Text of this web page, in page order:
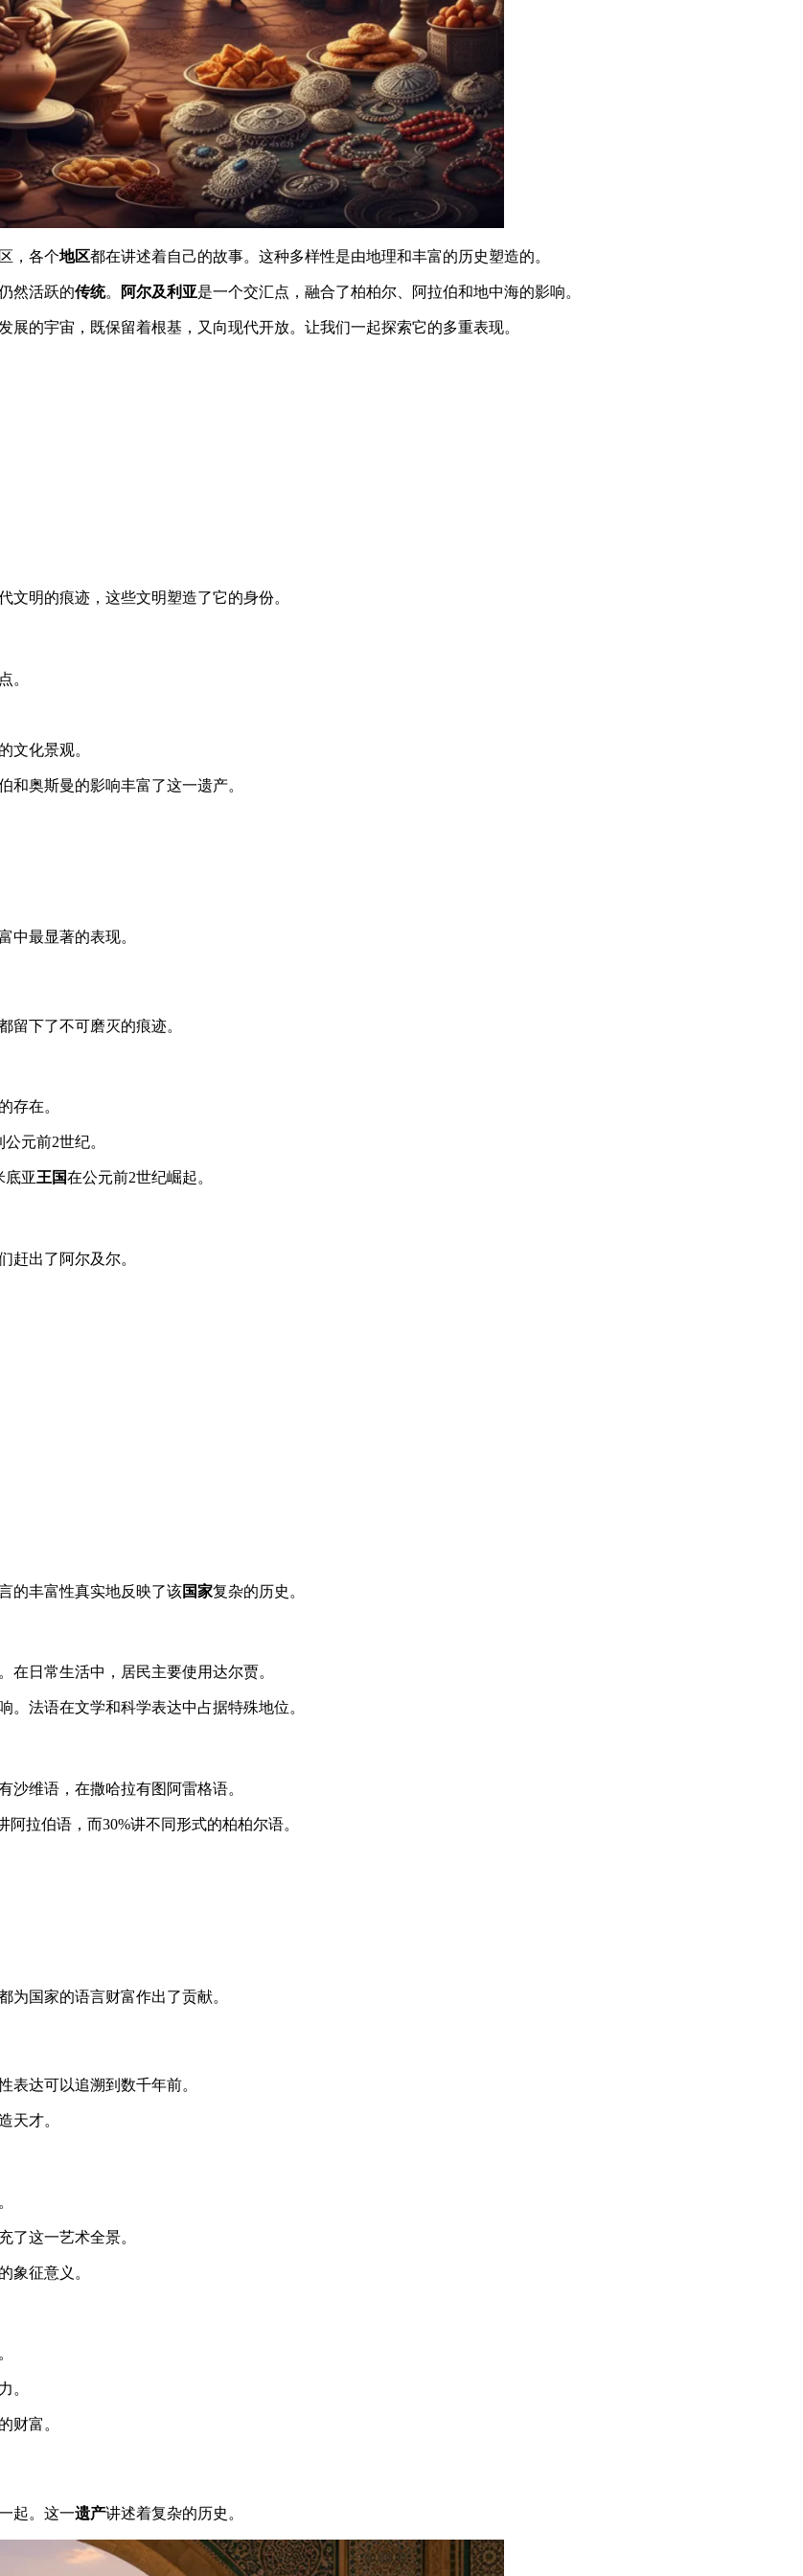
，各个地区都在讲述着自己的故事。这种多样性是由地理和丰富的历史塑造的。
然活跃的传统。 阿尔及利亚是一个交汇点，融合了柏柏尔、阿拉伯和地中海的影响。
展的宇宙，既保留着根基，又向现代开放。让我们一起探索它的多重表现。
明的痕迹，这些文明塑造了它的身份。
。
文化景观。
和奥斯曼的影响丰富了这一遗产。
中最显著的表现。
留下了不可磨灭的痕迹。
存在。
元前2世纪。
底亚王国在公元前2世纪崛起。
赶出了阿尔及尔。
的丰富性真实地反映了该国家复杂的历史。
在日常生活中，居民主要使用达尔贾。
。法语在文学和科学表达中占据特殊地位。
沙维语，在撒哈拉有图阿雷格语。
拉伯语，而30%讲不同形式的柏柏尔语。
为国家的语言财富作出了贡献。
表达可以追溯到数千年前。
天才。
了这一艺术全景。
象征意义。
。
财富。
起。这一遗产讲述着复杂的历史。